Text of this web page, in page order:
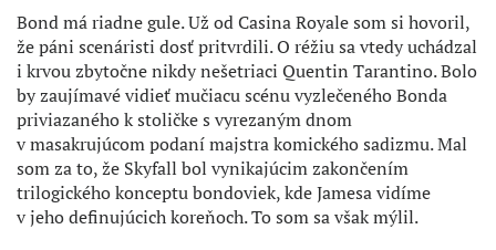
Bond má riadne gule. Už od Casina Royale som si hovoril,
že páni scenáristi dosť pritvrdili. O réžiu sa vtedy uchádzal
i krvou zbytočne nikdy nešetriaci Quentin Tarantino. Bolo
by zaujímavé vidieť mučiacu scénu vyzlečeného Bonda
priviazaného k stoličke s vyrezaným dnom
v masakrujúcom podaní majstra komického sadizmu. Mal
som za to, že Skyfall bol vynikajúcim zakončením
trilogického konceptu bondoviek, kde Jamesa vidíme
v jeho definujúcich koreňoch. To som sa však mýlil.